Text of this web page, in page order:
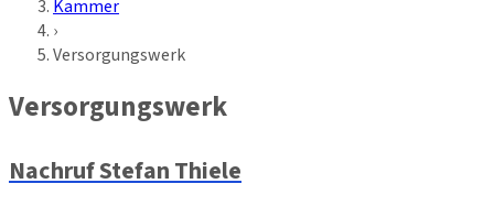
Kammer
›
Versorgungswerk
Versorgungswerk
Nachruf Stefan Thiele